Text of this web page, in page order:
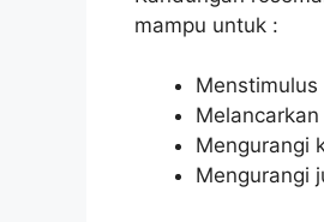
mampu untuk :
Mengurangi
Mengurangi